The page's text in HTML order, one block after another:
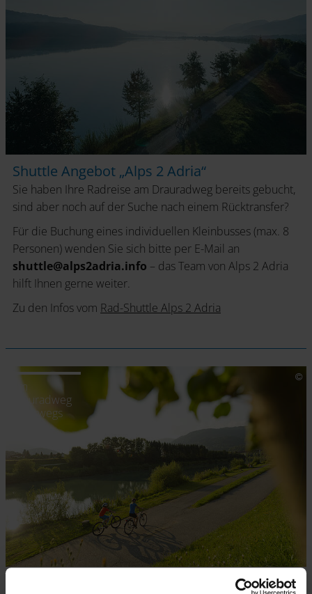
Shuttle Angebot „Alps 2 Adria“
Sie haben Ihre Radreise am Drauradweg bereits gebucht,
sind aber noch auf der Suche nach einem Rücktransfer?
Für die Buchung eines individuellen Kleinbusses (max. 8
Personen) wenden Sie sich bitte per E-Mail an
shuttle@alps2adria.info – das Team von Alps 2 Adria
hilft Ihnen gerne weiter.
Zu den Infos vom Rad-Shuttle Alps 2 Adria
Am
Drauradweg
unterwegs